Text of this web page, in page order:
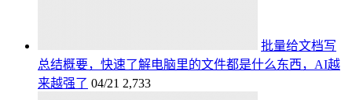
批量给文档写
总结概要，快速了解电脑里的文件都是什么东西，AI越
来越强了 04/21 2,733